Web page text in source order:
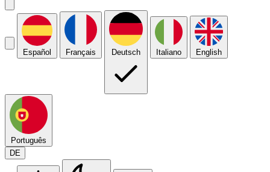
Español Français Deutsch Italiano English
Português
DE